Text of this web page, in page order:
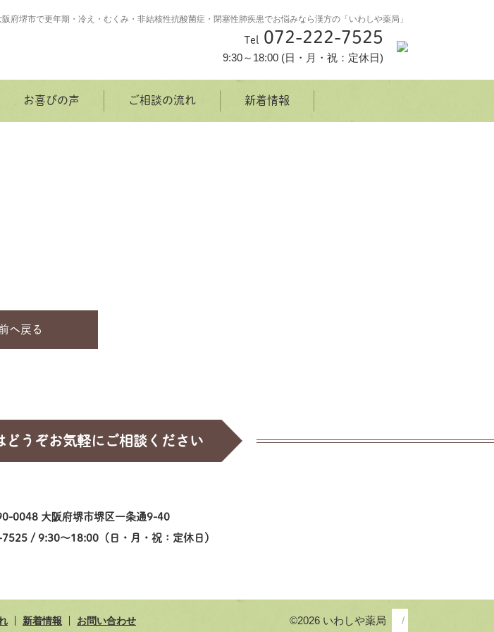
阪府堺市で更年期・冷え・むくみ・非結核性抗酸菌症・閉塞性肺疾患でお悩みなら漢方の「いわしや薬局」
Tel 072-222-7525
9:30～18:00 (日・月・祝：定休日)
お喜びの声 ご相談の流れ 新着情報
へ戻る
どうぞお気軽にご相談ください
0048 大阪府堺市堺区一条通9-40
/ 9:30～18:00（日・月・祝：定休日）
新着情報 お問い合わせ ©2026 いわしや薬局